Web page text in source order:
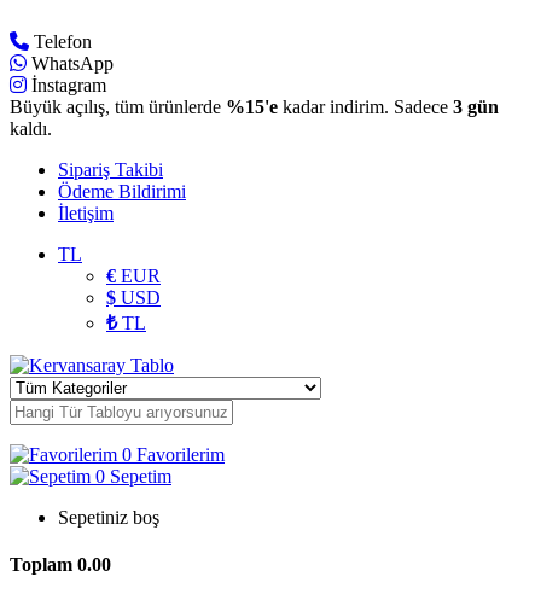
Telefon
WhatsApp
İnstagram
Büyük açılış, tüm ürünlerde %15'e kadar indirim. Sadece 3 gün
kaldı.
Sipariş Takibi
Ödeme Bildirimi
İletişim
TL
€ EUR
$ USD
₺TL
0 Favorilerim
0 Sepetim
Sepetiniz boş
Toplam 0.00